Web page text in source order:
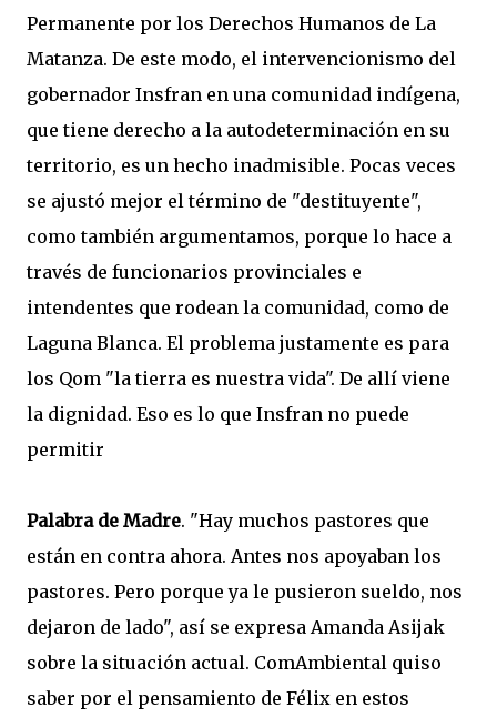
Permanente por los Derechos Humanos de La
Matanza. De este modo, el intervencionismo del
gobernador Insfran en una comunidad indígena,
que tiene derecho a la autodeterminación en su
territorio, es un hecho inadmisible. Pocas veces
se ajustó mejor el término de "destituyente",
como también argumentamos, porque lo hace a
través de funcionarios provinciales e
intendentes que rodean la comunidad, como de
Laguna Blanca. El problema justamente es para
los Qom "la tierra es nuestra vida". De allí viene
la dignidad. Eso es lo que Insfran no puede
permitir
Palabra de Madre. "Hay muchos pastores que
están en contra ahora. Antes nos apoyaban los
pastores. Pero porque ya le pusieron sueldo, nos
dejaron de lado", así se expresa Amanda Asijak
sobre la situación actual. ComAmbiental quiso
saber por el pensamiento de Félix en estos